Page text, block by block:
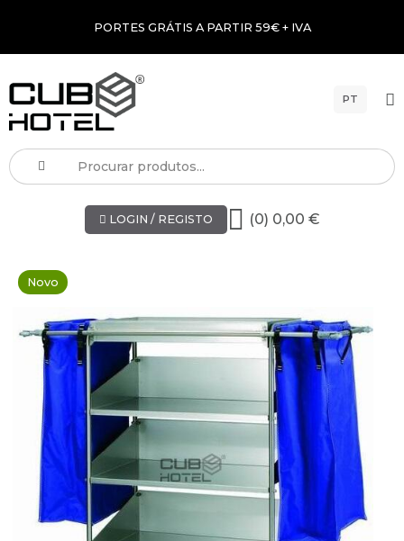
PORTES GRÁTIS A PARTIR 59€ + IVA
PT
LOGIN / REGISTO (0) 0,00 €
Novo